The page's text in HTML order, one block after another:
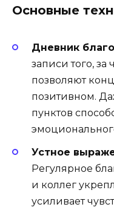
Основные
Дневник
записи того, за
позволяют
позитивном.
пунктов
Устное
Регулярное
и коллег
усиливает